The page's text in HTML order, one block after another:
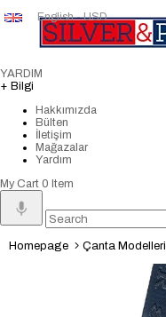
YARDIM
+ Bilgi
Hakkımızda
Bülten
İletişim
Mağazalar
Yardım
English - USD
My Cart 0 Item
Homepage Çanta Modelleri